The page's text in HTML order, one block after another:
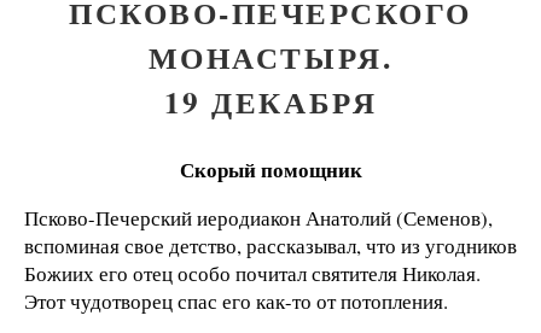
ПСКОВО-ПЕЧЕРСКОГО
МОНАСТЫРЯ.
19 ДЕКАБРЯ
Скорый помощник
Псково-Печерский иеродиакон Анатолий (Семенов),
вспоминая свое детство, рассказывал, что из угодников
Божиих его отец особо почитал святителя Николая.
Этот чудотворец спас его как-то от потопления.